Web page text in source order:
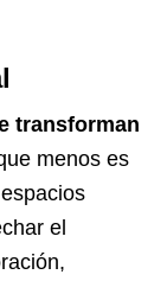
transforman
menos es
el